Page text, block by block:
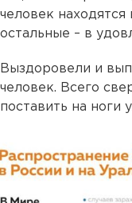
человек находятся
остальные – в
Выздоровели и
человек. Всего
поставить на ноги